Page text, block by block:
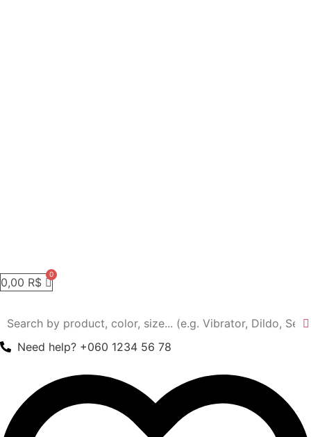
0,00 R$
Need help? +060 1234 56 78